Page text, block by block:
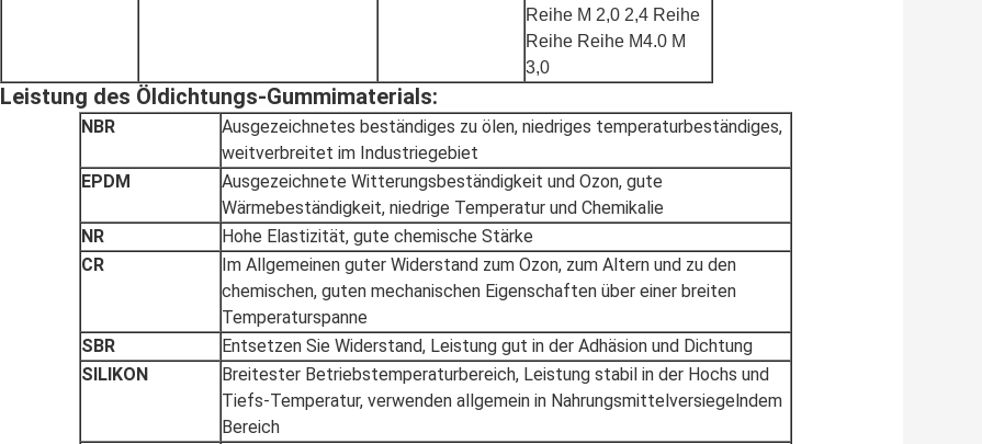
Reihe M 2,0 2,4 Reihe
Reihe Reihe M4.0 M
3,0
Leistung des Öldichtungs-Gummimaterials:
NBR
Ausgezeichnetes beständiges zu ölen, niedriges temperaturbeständiges,
weitverbreitet im Industriegebiet
EPDM
Ausgezeichnete Witterungsbeständigkeit und Ozon, gute
Wärmebeständigkeit, niedrige Temperatur und Chemikalie
NR
Hohe Elastizität, gute chemische Stärke
CR
Im Allgemeinen guter Widerstand zum Ozon, zum Altern und zu den
chemischen, guten mechanischen Eigenschaften über einer breiten
Temperaturspanne
SBR
Entsetzen Sie Widerstand, Leistung gut in der Adhäsion und Dichtung
SILIKON
Breitester Betriebstemperaturbereich, Leistung stabil in der Hochs und
Tiefs-Temperatur, verwenden allgemein in Nahrungsmittelversiegelndem
Bereich